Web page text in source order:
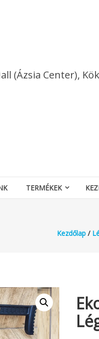
(Ázsia Center),
TERMÉKEK
Kezdőlap/